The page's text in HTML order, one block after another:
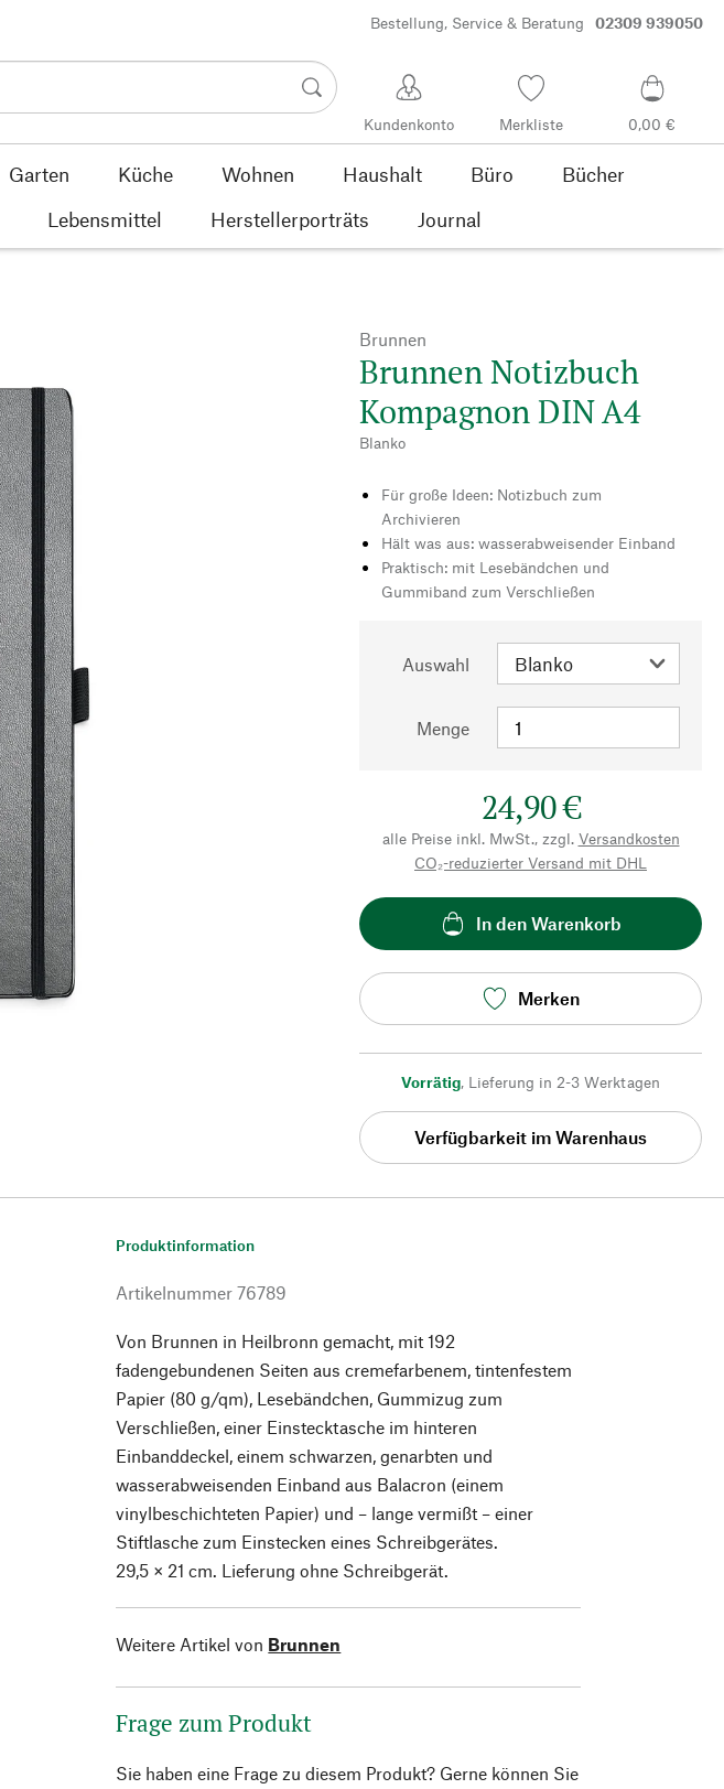
Bestellung, Service & Beratung 02309 939050
Kundenkonto Merkliste 0,00 €
Garten Küche Wohnen Haushalt Büro
Bücher
Lebensmittel Herstellerporträts Journal
Brunnen
Brunnen Notizbuch
Kompagnon DIN A4
Blanko
Für große Ideen: Notizbuch zum
Archivieren
Hält was aus: wasserabweisender Einband
Praktisch: mit Lesebändchen und
Gummiband zum Verschließen
Auswahl
Menge
24,90 €
alle Preise inkl. MwSt., zzgl. Versandkosten
CO₂-reduzierter Versand mit DHL
In den Warenkorb
Merken
Vorrätig, Lieferung in 2-3 Werktagen
Verfügbarkeit im Warenhaus
Produktinformation
Artikelnummer 76789
Von Brunnen in Heilbronn gemacht, mit 192
fadengebundenen Seiten aus cremefarbenem, tintenfestem
Papier (80 g/qm), Lesebändchen, Gummizug zum
Verschließen, einer Einstecktasche im hinteren
Einbanddeckel, einem schwarzen, genarbten und
wasserabweisenden Einband aus Balacron (einem
vinylbeschichteten Papier) und – lange vermißt – einer
Stiftlasche zum Einstecken eines Schreibgerätes.
29,5 × 21 cm. Lieferung ohne Schreibgerät.
Weitere Artikel von Brunnen
Frage zum Produkt
Sie haben eine Frage zu diesem Produkt? Gerne können Sie